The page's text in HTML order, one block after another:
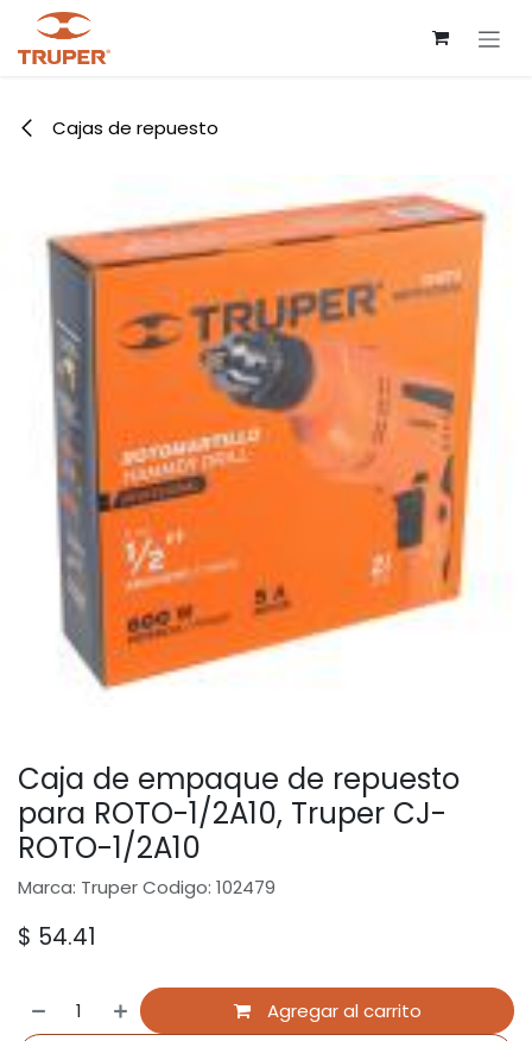
Ir al contenido
Cajas de repuesto
Caja de empaque de repuesto
para ROTO-1/2A10, Truper CJ-
ROTO-1/2A10
Marca: Truper Codigo: 102479
$ 54.41
Agregar al carrito